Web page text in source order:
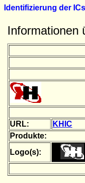
Identifizierung der
Informationen
URL:
KHIC
Produkte:
Logo(s):